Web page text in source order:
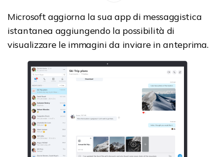
Microsoft aggiorna la sua app di messaggistica
istantanea aggiungendo la possibilità di
visualizzare le immagini da inviare in anteprima.